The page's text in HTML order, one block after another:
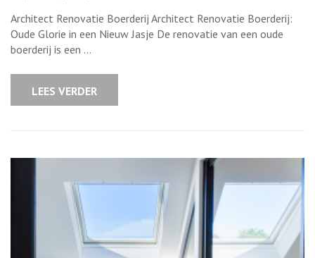
voor
de
renovatie
van
Architect Renovatie Boerderij Architect Renovatie Boerderij:
Oude Glorie in een Nieuw Jasje De renovatie van een oude
boerderij is een …
LEES VERDER